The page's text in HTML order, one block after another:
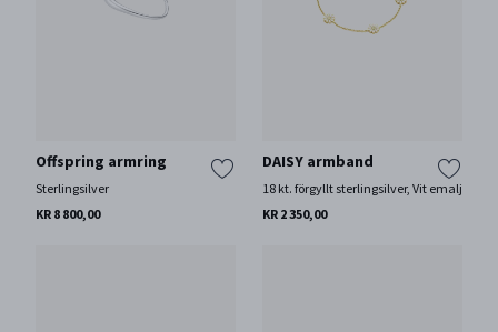
Offspring armring
Sterlingsilver
KR 8 800,00
DAISY armband
18 kt. förgyllt sterlingsilver, Vit emalj
KR 2 350,00